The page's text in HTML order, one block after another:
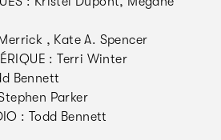
, Kate A. Spencer
: Terri Winter
Bennett
Parker
: Todd Bennett